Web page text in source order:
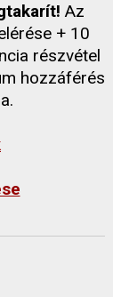
Az
+ 10
részvétel
hozzáférés